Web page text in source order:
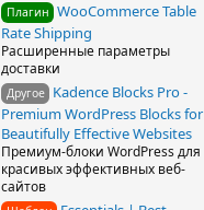
Плагин WooCommerce Table
Rate Shipping
Расширенные параметры
доставки
Другое Kadence Blocks Pro -
Premium WordPress Blocks for
Beautifully Effective Websites
Премиум-блоки WordPress для
красивых эффективных веб-
сайтов